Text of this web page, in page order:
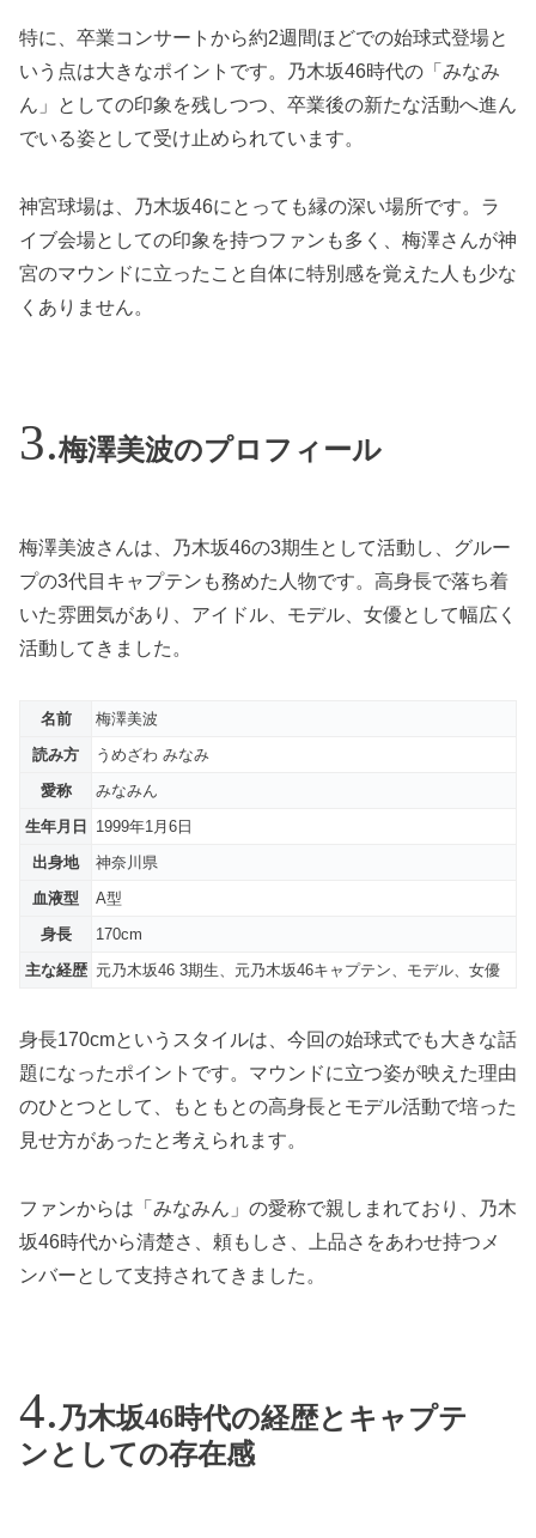
特に、卒業コンサートから約2週間ほどでの始球式登場と
いう点は大きなポイントです。乃木坂46時代の「みなみ
ん」としての印象を残しつつ、卒業後の新たな活動へ進ん
でいる姿として受け止められています。
神宮球場は、乃木坂46にとっても縁の深い場所です。ラ
イブ会場としての印象を持つファンも多く、梅澤さんが神
宮のマウンドに立ったこと自体に特別感を覚えた人も少な
くありません。
梅澤美波のプロフィール
梅澤美波さんは、乃木坂46の3期生として活動し、グルー
プの3代目キャプテンも務めた人物です。高身長で落ち着
いた雰囲気があり、アイドル、モデル、女優として幅広く
活動してきました。
名前
梅澤美波
読み方
うめざわ みなみ
愛称
みなみん
生年月日
1999年1月6日
出身地
神奈川県
血液型
A型
身長
170cm
主な経歴 元乃木坂46 3期生、元乃木坂46キャプテン、モデル、女優
身長170cmというスタイルは、今回の始球式でも大きな話
題になったポイントです。マウンドに立つ姿が映えた理由
のひとつとして、もともとの高身長とモデル活動で培った
見せ方があったと考えられます。
ファンからは「みなみん」の愛称で親しまれており、乃木
坂46時代から清楚さ、頼もしさ、上品さをあわせ持つメ
ンバーとして支持されてきました。
乃木坂46時代の経歴とキャプテ
ンとしての存在感